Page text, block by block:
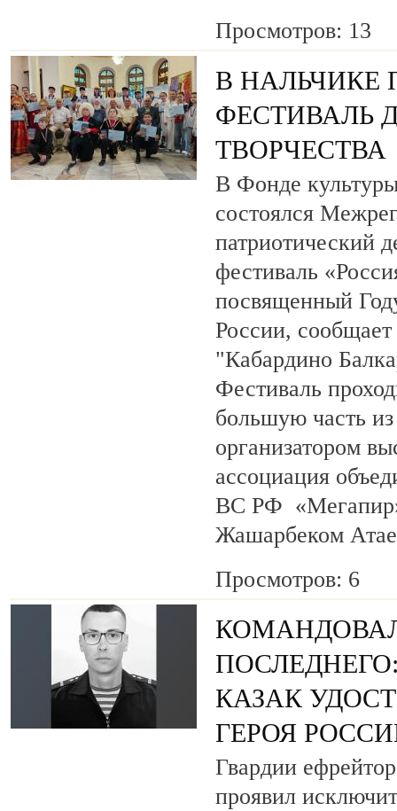
Просмотров: 13
В НАЛЬЧИКЕ
ФЕСТИВАЛЬ
ТВОРЧЕСТВА
В Фонде
состоялся
патриотический
фестиваль
посвященный
России,
"Кабардино
Фестиваль
большую часть
организатором
ассоциация
ВС РФ «Мегапир»
Жашарбеком
Просмотров: 6
КАЗАК
ГЕРОЯ
Гвардии
проявил